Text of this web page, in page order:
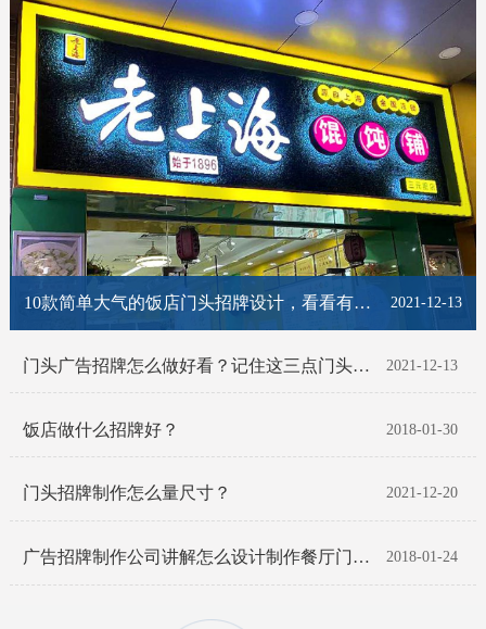
2021-12-13
10款简单大气的饭店门头招牌设计，看看有你喜欢的那一款吗？
2021-12-13
门头广告招牌怎么做好看？记住这三点门头招牌脱颖而出！
2018-01-30
饭店做什么招牌好？
2021-12-20
门头招牌制作怎么量尺寸？
2018-01-24
广告招牌制作公司讲解怎么设计制作餐厅门头招牌